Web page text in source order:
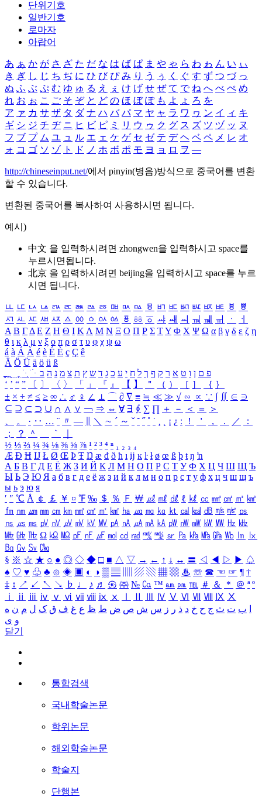
단위기호
일반기호
로마자
아랍어
あ ぁ か が さ ざ た だ な は ば ぱ ま や ゃ ら わ ゎ ん い ぃ
き ぎ し じ ち ぢ に ひ び ぴ み り う ぅ く ぐ す ず つ づ っ
ぬ ふ ぶ ぷ む ゆ ゅ る え ぇ け げ せ ぜ て で ね へ べ ぺ め
れ お ぉ こ ご そ ぞ と ど の ほ ぼ ぽ も よ ょ ろ を
ア ァ カ サ ザ タ ダ ナ ハ バ パ マ ヤ ャ ラ ワ ヮ ン イ ィ キ
ギ シ ジ チ ヂ ニ ヒ ビ ピ ミ リ ウ ゥ ク グ ス ズ ツ ヅ ッ ヌ
フ ブ プ ム ユ ュ ル エ ェ ケ ゲ セ ゼ テ デ ヘ ベ ペ メ レ オ
ォ コ ゴ ソ ゾ ト ド ノ ホ ボ ポ モ ヨ ョ ロ ヲ ―
http://chineseinput.net/에서 pinyin(병음)방식으로 중국어를 변환
할 수 있습니다.
변환된 중국어를 복사하여 사용하시면 됩니다.
예시)
中文 을 입력하시려면 zhongwen을 입력하시고 space를
누르시면됩니다.
北京 을 입력하시려면 beijing을 입력하시고 space를 누르
시면 됩니다.
ㅥ ㅦ ㅧ ㅨ ㅩ ㅪ ㅫ ㅬ ㅭ ㅮ ㅯ ㅰ ㅱ ㅲ ㅳ ㅴ ㅵ ㅶ ㅷ ㅸ
ㅹ
ㅺ ㅻ ㅼ ㅽ ㅾ ㅿ ㆀ ㆁ ㆂ ㆃ ㆄ ㆅ ㆆ ㆇ ㆈ ㆉ ㆊ ㆋ ㆌ ㆍ
ㆎ
Α Β ΓΔ Ε Ζ Η Θ Ι ΚΛ Μ Ν Ξ Ο Π Ρ Σ ΤΥ Φ Χ Ψ Ω α β γ δ ε ζ η
θ ι κ λ μ ν ξ ο π ρ σ τ υ φ χ ψ ω
á à Á À é è É È ç Ç ê
Ä Ö Ü ä ö ü ß
ִֶֹ ֻּ ׁׂ פ ם ן ו ט א ר ק ף ך ל ח י ע כ ג ד ש ץ ת צ מ נ ה ב
‘ ’ “ ” 〔 〕 〈 〉 「 」 『 』 【 】 ＂ （ ） ［ ］ ｛ ｝
± × ÷ ≠ ≤ ≥ ∞ ∴ ♂ ♀ ∠ ⊥ ⌒ ∂ ∇ ≡ ≒ ≪ ≫ √ ∽ ∝ ∵ ∫ ∬ ∈ ∋
⊆ ⊇ ⊂ ⊃ ∪ ∩ ∧ ∨ ￢ ⇒ ⇔ ∀ ∃ ∮ ∑ ∏ ＋ － ＜ ＝
＞
、
。 · ‥ … ¨ 〃 ― ＼ ∼ ´ ～ ˇ ˘ ˝ ˚ ˙ ¸ ¡ ¿ ː ！ ＇ ， ． ／
：
；
？ ＾ ｀
½ ⅓ ⅔ ¼ ¾ ⅛ ⅜ ⅝ ⅞ ¹ ² ³ ⁴ ⁿ ₁ ₂ ₃ ₄
Æ Ð Ħ Ĳ Ł Ø Œ Þ Ŧ Ŋ æ đ ð ħ ı ĳ ĸ ŀ ł ø œ ß þ ŧ ŋ ŉ
А Б В Г Д Е Ё Ж З И Й К Л М Н О П Р С Т У Ф Х Ц Ч Ш Щ Ъ
Ы Ь Э Ю Я а б в г д е ё ж з и й к л м н о п р с т у ф х ц ч ш щ ъ
ы ь э ю я
′ ″ ℃ Å ￠ ￡ ￥ ¤ ℉ ‰ ＄ ％ Ｆ ￦ ㎕ ㎖ ㎗ ℓ ㎘ ㏄ ㎣ ㎤ ㎥ ㎦
㎙ ㎚ ㎛ ㎜ ㎝ ㎞ ㎟ ㎠ ㎡ ㎢ ㏊ ㎍ ㎎ ㎏ ㏏ ㎈ ㎉ ㏈ ㎧ ㎨ ㎰
㎱ ㎲ ㎳ ㎴ ㎵ ㎶ ㎷ ㎸ ㎹ ㎀ ㎁ ㎂ ㎃ ㎄ ㎺ ㎻ ㎽ ㎾ ㎿ ㎐ ㎑
㎒ ㎓ ㎔ Ω ㏀ ㏁ ㎊ ㎋ ㎌ ㏖ ㏅ ㎭ ㎮ ㎯ ㏛ ㎩ ㎪ ㎫ ㎬ ㏝ ㏐
㏓
㏃ ㏉ ㏜ ㏆
§ ※ ☆ ★ ○ ● ◎ ◇ ◆ □ ■ △ ▽ → ← ↑ ↓ ↔ 〓 ◁ ◀ ▷ ▶ ♤
♠ ♡ ♥ ♧ ♣ ⊙ ◈ ▣ ◐ ◑ ▒ ▤ ▨ ▧ ▦ ▩ ♨ ☏ ☎ ☜ ☞ ¶ †
‡ ↕ ↗ ↙ ↖ ↘ ♭ ♩ ♪ ♬ ㉿ ㈜ № ㏇ ™ ㏂ ㏘ ℡ ＃ ＆ ＊ ＠ ª º
ⅰ
ⅱ ⅲ ⅳ ⅴ ⅵ ⅶ ⅷ ⅸ ⅹ Ⅳ Ⅴ Ⅵ Ⅶ Ⅷ Ⅸ Ⅹ
ب ت ث ج ح خ د ذ ر ز س ش ص ض ط ظ ع غ ف ق ک ل م ن ه
و ی
닫기
통합검색
국내학술논문
학위논문
해외학술논문
학술지
단행본